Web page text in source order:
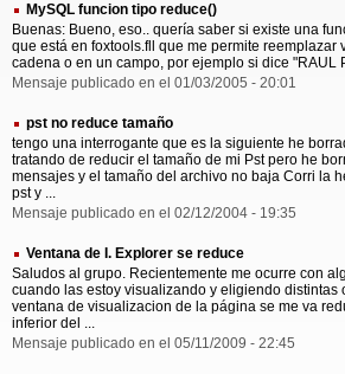
MySQL funcion tipo reduce()
Buenas: Bueno, eso.. quería saber si existe una
que está en foxtools.fll que me permite reemplazar
cadena o en un campo, por ejemplo si dice "RAUL
Mensaje publicado en el 01/03/2005 - 20:01
pst no reduce tamaño
tengo una interrogante que es la siguiente he
tratando de reducir el tamaño de mi Pst pero he
mensajes y el tamaño del archivo no baja Corri la
pst y ...
Mensaje publicado en el 02/12/2004 - 19:35
Ventana de I. Explorer se reduce
Saludos al grupo. Recientemente me ocurre con
cuando las estoy visualizando y eligiendo distintas
ventana de visualizacion de la página se me va
inferior del ...
Mensaje publicado en el 05/11/2009 - 22:45